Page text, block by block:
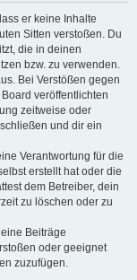
er keine Inhalte
Sitten verstoßen. Du
die in deinen
bzw. zu verwenden.
Bei Verstößen gegen
veröffentlichten
zeitweise oder
und dir ein
Verantwortung für die
erstellt hat oder die
dem Betreiber, dein
zu löschen oder zu
Beiträge
oder geeignet
zuzufügen.